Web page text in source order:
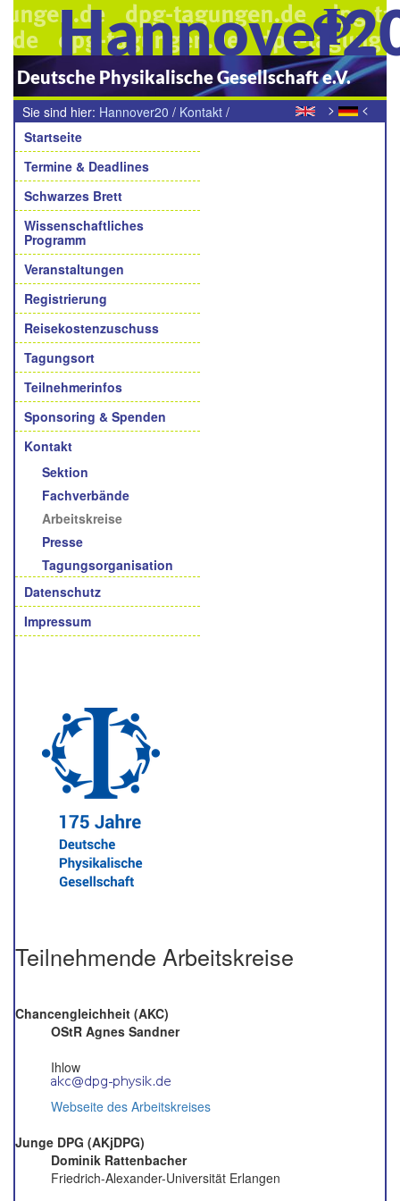
Deutsche Physikalische Gesellschaft e.V.
> <
Sie sind hier: Hannover20 / Kontakt /
Teilnehmende Arbeitskreise
Navigation
Startseite
Termine & Deadlines
Schwarzes Brett
Wissenschaftliches
Programm
Veranstaltungen
Registrierung
Reisekostenzuschuss
Tagungsort
Teilnehmerinfos
Sponsoring & Spenden
Kontakt
Sektion
Fachverbände
Arbeitskreise
Presse
Tagungsorganisation
Datenschutz
Impressum
Teilnehmende Arbeitskreise
Chancengleichheit (AKC)
OStR Agnes Sandner
Ihlow
Webseite des Arbeitskreises
Junge DPG (AKjDPG)
Dominik Rattenbacher
Friedrich-Alexander-Universität Erlangen